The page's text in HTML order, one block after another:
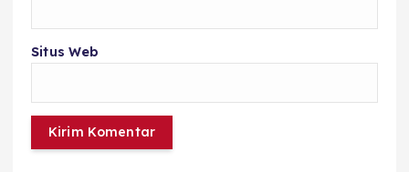
Situs Web